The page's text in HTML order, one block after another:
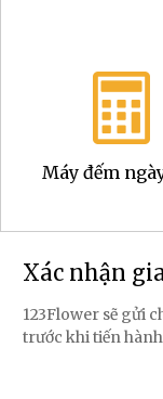
Máy đếm
Xác nhận
123Flower sẽ gửi
trước khi tiến